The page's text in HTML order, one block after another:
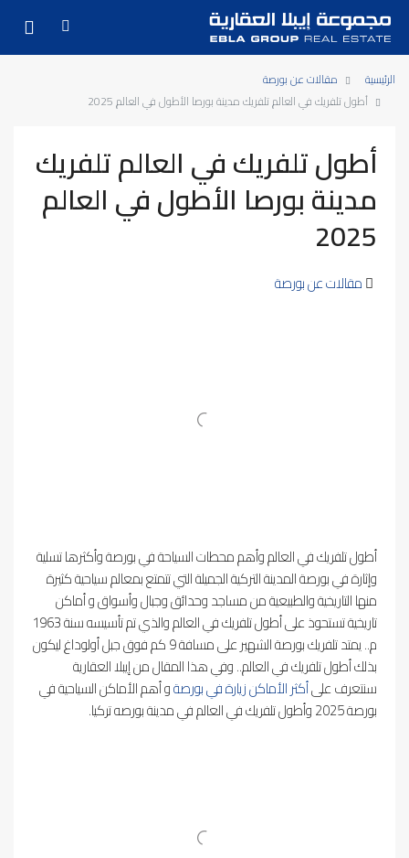
الرئيسية
مقالات عن بورصة
أطول تلفريك في العالم تلفريك مدينة بورصا الأطول في العالم 2025
أطول تلفريك في العالم تلفريك
مدينة بورصا الأطول في العالم
2025
مقالات عن بورصة
أطول تلفريك في العالم وأهم محطات السياحة في بورصة وأكثرها تسلية
وإثارة في بورصة المدينة التركية الجميلة التي تتمتع بمعالم سياحية كثيرة
منها التاريخية والطبيعية من مساجد وحدائق وجبال وأسواق و أماكن
تاريخية تستحوذ على أطول تلفريك في العالم والذي تم تأسيسه سنة 1963
م.. يمتد تلفريك بورصة الشهير على مسافة 9 كم فوق جبل أولوداغ ليكون
بذلك أطول تلفريك في العالم.. وفي هذا المقال من إيبلا العقارية
سنتعرف علىأكثر الأماكن زيارة في بورصةو أهم الأماكن السياحية في
بورصة 2025 وأطول تلفريك في العالم في مدينة بورصه تركيا.